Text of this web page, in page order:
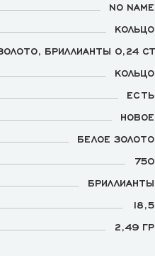
NO NAME
КОЛЬЦО
БРИЛЛИАНТЫ 0,24 CT
КОЛЬЦО
ЕСТЬ
НОВОЕ
БЕЛОЕ ЗОЛОТО
750
БРИЛЛИАНТЫ
18,5
2,49 ГР